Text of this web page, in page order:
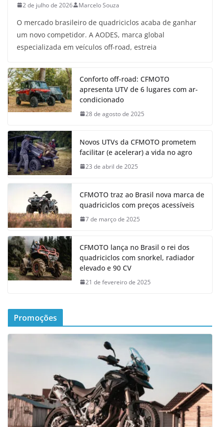
2 de julho de 2026 Marcelo Souza
O mercado brasileiro de quadriciclos acaba de ganhar
um novo competidor. A AODES, marca global
especializada em veículos off-road, estreia
Conforto off-road: CFMOTO
apresenta UTV de 6 lugares com ar-
condicionado
28 de agosto de 2025
Novos UTVs da CFMOTO prometem
facilitar (e acelerar) a vida no agro
23 de abril de 2025
CFMOTO traz ao Brasil nova marca de
quadriciclos com preços acessíveis
7 de março de 2025
CFMOTO lança no Brasil o rei dos
quadriciclos com snorkel, radiador
elevado e 90 CV
21 de fevereiro de 2025
Promoções